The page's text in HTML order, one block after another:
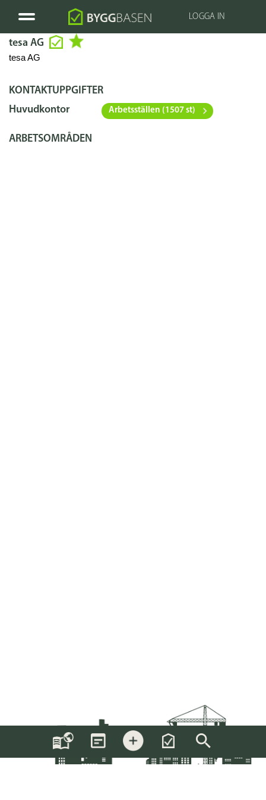
LOGGA IN
tesa AG
tesa AG
KONTAKTUPPGIFTER
Huvudkontor
Arbetsställen (1507 st)
ARBETSOMRÅDEN